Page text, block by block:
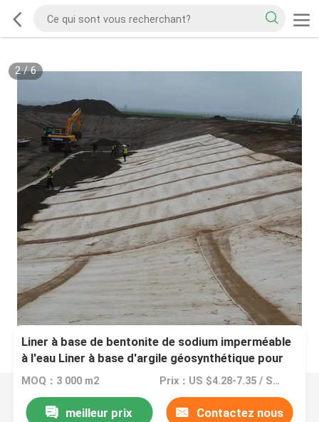
2/6
Liner à base de bentonite de sodium imperméable
à l'eau Liner à base d'argile géosynthétique pour
projet de décharge
MOQ：3 000 m2 Prix：US $4.28-7.35 / Square Meter
meilleur prix Contactez nous